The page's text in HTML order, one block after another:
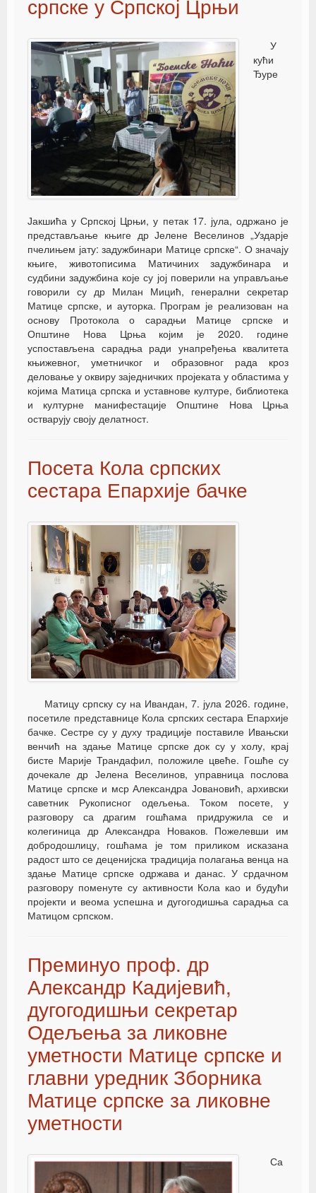
српске у Српској Црњи
У
кући
Ђуре
Јакшића у Српској Црњи, у петак 17. јула, одржано је
представљање књиге др Јелене Веселинов „Уздарје
пчелињем јату: задужбинари Матице српске“. О значају
књиге, животописима Матичиних задужбинара и
судбини задужбина које су јој поверили на управљање
говорили су др Милан Мицић, генерални секретар
Матице српске, и ауторка. Програм је реализован на
основу Протокола о сарадњи Матице српске и
Општине Нова Црња којим је 2020. године
успостављена сарадња ради унапређења квалитета
књижевног, уметничког и образовног рада кроз
деловање у оквиру заједничких пројеката у областима у
којима Матица српска и уставнове културе, библиотека
и културне манифестације Општине Нова Црња
остварују своју делатност.
Посета Кола српских
сестара Епархије бачке
Матицу српску су на Ивандан, 7. јула 2026. године,
посетиле представнице Кола српских сестара Епархије
бачке. Сестре су у духу традиције поставиле Ивањски
венчић на здање Матице српске док су у холу, крај
бисте Марије Трандафил, положиле цвеће. Гошће су
дочекале др Јелена Веселинов, управница послова
Матице српске и мср Александра Јовановић, архивски
саветник Рукописног одељења. Током посете, у
разговору са драгим гошћама придружила се и
колегиница др Александра Новаков. Пожелевши им
добродошлицу, гошћама је том приликом исказана
радост што се деценијска традиција полагања венца на
здање Матице српске одржава и данас. У срдачном
разговору поменуте су активности Кола као и будући
пројекти и веома успешна и дугогодишња сарадња са
Матицом српском.
Преминуо проф. др
Александр Кадијевић,
дугогодишњи секретар
Одељења за ликовне
уметности Матице српске и
главни уредник Зборника
Матице српске за ликовне
уметности
Са